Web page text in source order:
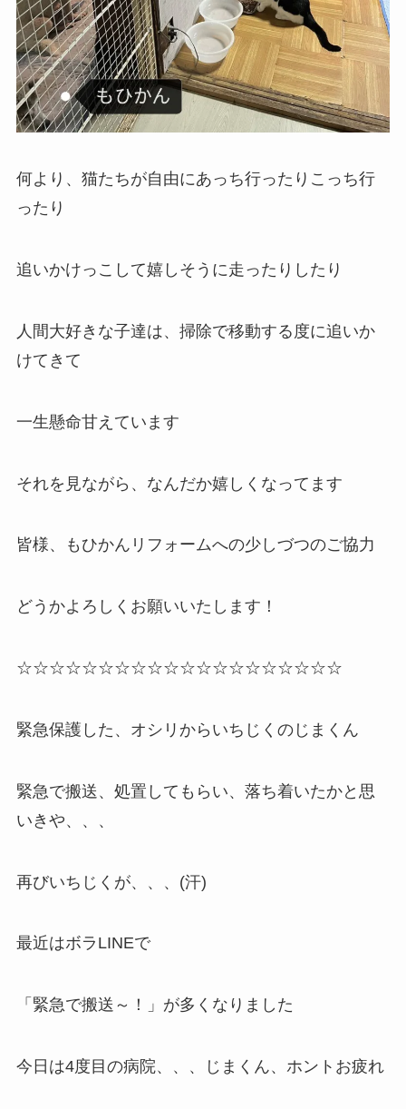
何より、猫たちが自由にあっち行ったりこっち行
ったり
追いかけっこして嬉しそうに走ったりしたり
人間大好きな子達は、掃除で移動する度に追いか
けてきて
一生懸命甘えています
それを見ながら、なんだか嬉しくなってます
皆様、もひかんリフォームへの少しづつのご協力
どうかよろしくお願いいたします！
☆☆☆☆☆☆☆☆☆☆☆☆☆☆☆☆☆☆☆☆
緊急保護した、オシリからいちじくのじまくん
緊急で搬送、処置してもらい、落ち着いたかと思
いきや、、、
再びいちじくが、、、(汗)
最近はボラLINEで
「緊急で搬送～！」が多くなりました
今日は4度目の病院、、、じまくん、ホントお疲れ